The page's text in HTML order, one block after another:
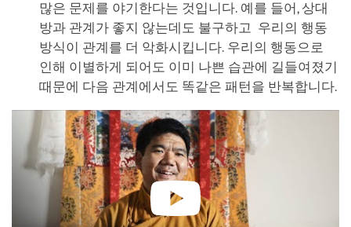
많은 문제를 야기한다는 것입니다. 예를 들어, 상대
방과 관계가 좋지 않는데도 불구하고 우리의 행동
방식이 관계를 더 악화시킵니다. 우리의 행동으로
인해 이별하게 되어도 이미 나쁜 습관에 길들여졌기
때문에 다음 관계에서도 똑같은 패턴을 반복합니다.